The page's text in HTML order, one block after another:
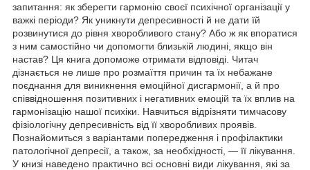
запитання: як зберегти гармонію своєї психічної організації у
важкі періоди? Як уникнути депресивності й не дати їй
розвинутися до рівня хворобливого стану? Або ж як впоратися
з ним самостійно чи допомогти близькій людині, якщо він
настав? Ця книга допоможе отримати відповіді. Читач
дізнається не лише про розмаїття причин та їх небажане
поєднання для виникнення емоційної дисгармонії, а й про
співвідношення позитивних і негативних емоцій та їх вплив на
гармонізацію нашої психіки. Навчиться відрізняти тимчасову
фізіологічну депресивність від її хворобливих проявів.
Познайомиться з варіантами попередження і профілактики
патологічної депресії, а також, за необхідності, — її лікування.
У книзі наведено практично всі основні види лікування, які за